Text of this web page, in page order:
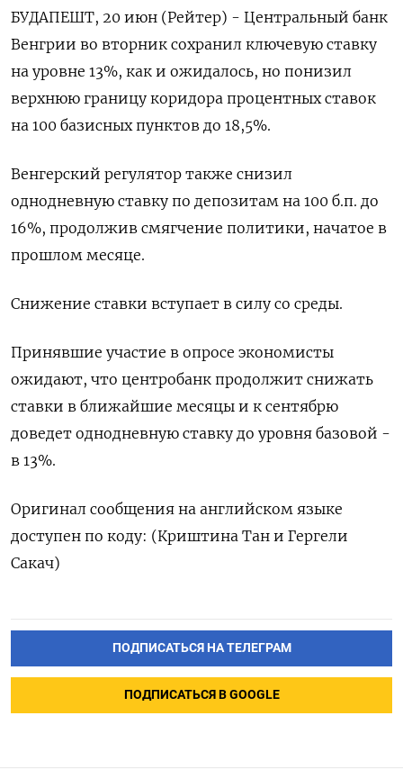
БУДАПЕШТ, 20 июн (Рейтер) - Центральный банк
Венгрии во вторник сохранил ключевую ставку
на уровне 13%, как и ожидалось, но понизил
верхнюю границу коридора процентных ставок
на 100 базисных пунктов до 18,5%.
Венгерский регулятор также снизил
однодневную ставку по депозитам на 100 б.п. до
16%, продолжив смягчение политики, начатое в
прошлом месяце.
Снижение ставки вступает в силу со среды.
Принявшие участие в опросе экономисты
ожидают, что центробанк продолжит снижать
ставки в ближайшие месяцы и к сентябрю
доведет однодневную ставку до уровня базовой -
в 13%.
Оригинал сообщения на английском языке
доступен по коду: (Криштина Тан и Гергели
Сакач)
ПОДПИСАТЬСЯ НА ТЕЛЕГРАМ
ПОДПИСАТЬСЯ В GOOGLE